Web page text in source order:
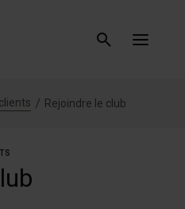
Rejoindre le club